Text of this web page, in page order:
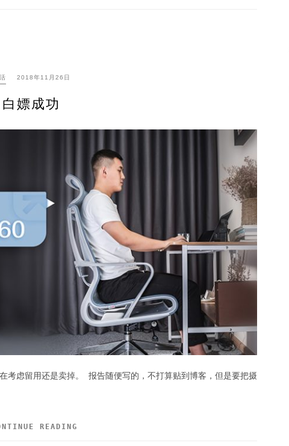
2018年11月26日
白嫖成功
考虑留用还是卖掉。 报告随便写的，不打算贴到博客，但是要把摄
READING